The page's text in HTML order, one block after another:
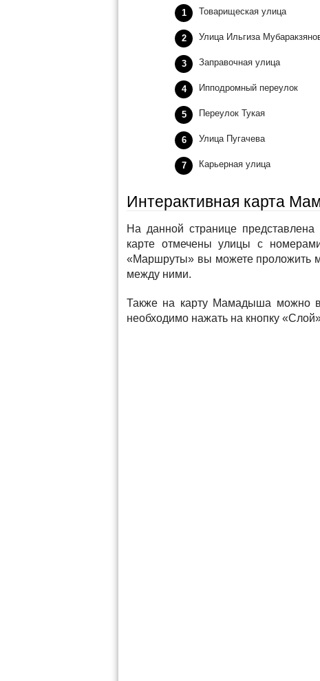
Товарищеская улица
Улица Ильгиза
Заправочная улица
Ипподромный переулок
Переулок Тукая
Улица Пугачева
Карьерная улица
Интерактивная карта
На данной странице
карте отмечены улицы с
«Маршруты» вы можете проложить
между ними.
Также на карту Мамадыша можно
необходимо нажать на кнопку